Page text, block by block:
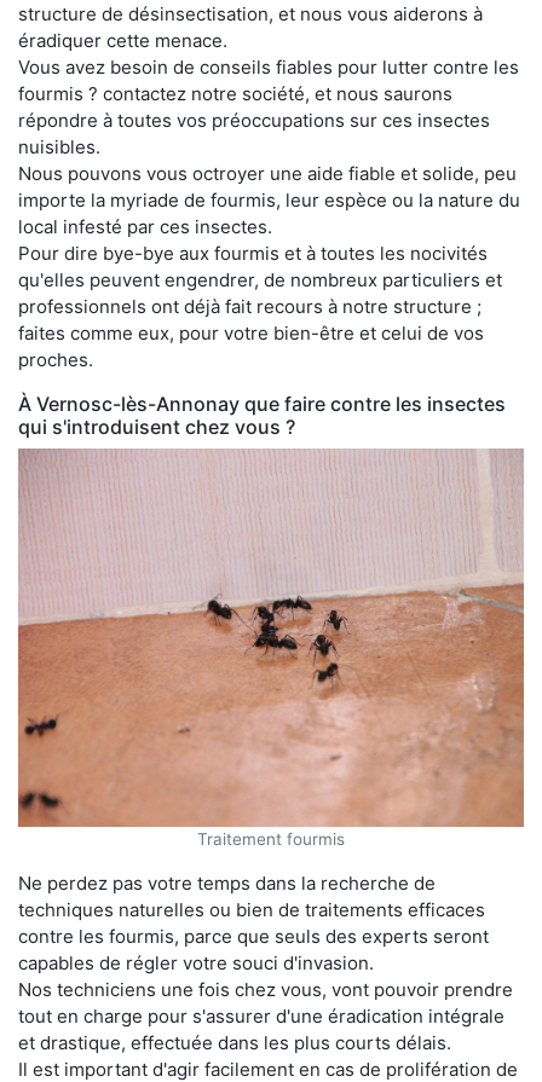
structure de désinsectisation, et nous vous aiderons à
éradiquer cette menace.
Vous avez besoin de conseils fiables pour lutter contre les
fourmis ? contactez notre société, et nous saurons
répondre à toutes vos préoccupations sur ces insectes
nuisibles.
Nous pouvons vous octroyer une aide fiable et solide, peu
importe la myriade de fourmis, leur espèce ou la nature du
local infesté par ces insectes.
Pour dire bye-bye aux fourmis et à toutes les nocivités
qu'elles peuvent engendrer, de nombreux particuliers et
professionnels ont déjà fait recours à notre structure ;
faites comme eux, pour votre bien-être et celui de vos
proches.
À Vernosc-lès-Annonay que faire contre les insectes
qui s'introduisent chez vous ?
Traitement fourmis
Ne perdez pas votre temps dans la recherche de
techniques naturelles ou bien de traitements efficaces
contre les fourmis, parce que seuls des experts seront
capables de régler votre souci d'invasion.
Nos techniciens une fois chez vous, vont pouvoir prendre
tout en charge pour s'assurer d'une éradication intégrale
et drastique, effectuée dans les plus courts délais.
Il est important d'agir facilement en cas de prolifération de